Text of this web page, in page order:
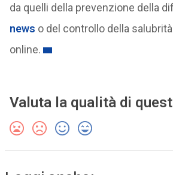
da quelli della prevenzione della
news o del controllo della
online.
Valuta la qualità di